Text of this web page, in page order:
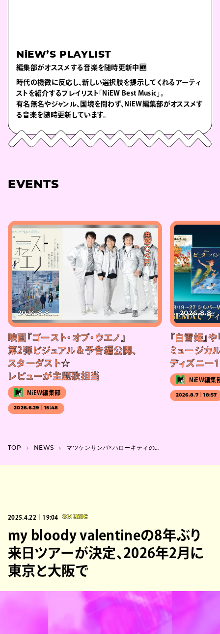
NiEW’S PLAYLIST
編集部がオススメする音楽を随時更新中🆕
時代の機微に反応し、新しい選択肢を提示してくれるアーティ
ストを紹介するプレイリスト「NiEW Best Music」。
有名無名やジャンル、国境を問わず、NiEW編集部がオススメす
る音楽を随時更新しています。
EVENTS
#MOVIE
2026.8.8
映画『ゴースト・オブ・ウエノ』
第2弾ビジュアル＆予告編公開、
スターダスト☆
レビューが主題歌担当
NiEW編集部
2026.6.29｜15:48
2026.8.8
『白雪姫』
ミュージカル
ディズニー
NiEW編集
2026.8.7｜18:57
TOP NEWS マツケンサンバ×ハローキティのポップアップが東京ソラマチで開催、本人来場も
2025.4.22｜19:04 #MUSIC
my bloody valentineの8年ぶり
来日ツアーが決定、2026年2月に
東京と大阪で